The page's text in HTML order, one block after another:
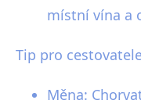
místní vína a
Tip pro
Měna: